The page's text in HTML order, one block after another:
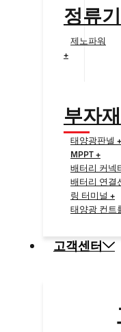
정류기
제노파워
+
부자재
태양광판넬 +
MPPT +
배터리 커넥
배터리 연결
링 터미널 +
태양광 컨트
고객센터